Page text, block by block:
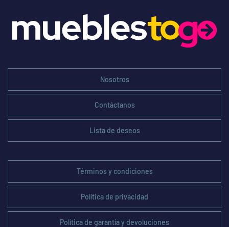
Nosotros
Contáctanos
Lista de deseos
Términos y condiciones
Política de privacidad
Política de garantía y devoluciones